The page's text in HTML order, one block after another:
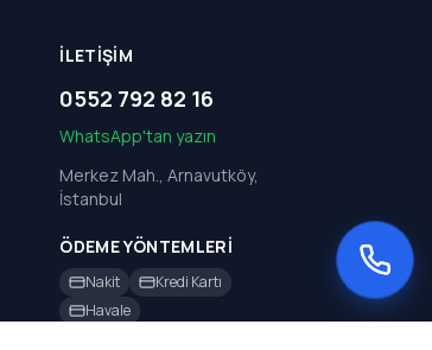
İLETIŞIM
0552 792 82 16
WhatsApp'tan yazın
Merkez Mah., Arnavutköy,
İstanbul
ÖDEME YÖNTEMLERI
Nakit
Kredi Kartı
Havale